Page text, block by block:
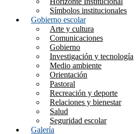
Símbolos institucionales
Gobierno escolar
Arte y cultura
Comunicaciones
Gobierno
Investigación y tecnología
Medio ambiente
Orientación
Pastoral
Recreación y deporte
Relaciones y bienestar
Salud
Seguridad escolar
Galería